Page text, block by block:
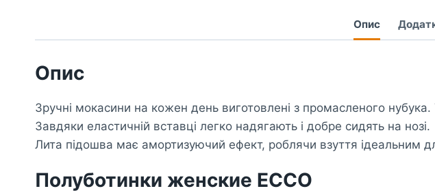
Опис
Опис
Зручні мокасини на кожен день виготовлені з промасленого
Завдяки еластичній вставці легко надягають і добре сидять на нозі.
Лита підошва має амортизуючий ефект, роблячи взуття ідеальним
Полуботинки женские ECCO